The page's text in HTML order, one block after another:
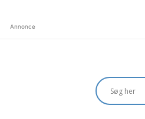
Annonce